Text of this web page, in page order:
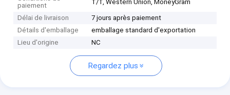
paiement
T/T, Western Union, MoneyGram
Délai de livraison
7 jours après paiement
Détails d'emballage
emballage standard d'exportation
Lieu d'origine
NC
Regardez plus